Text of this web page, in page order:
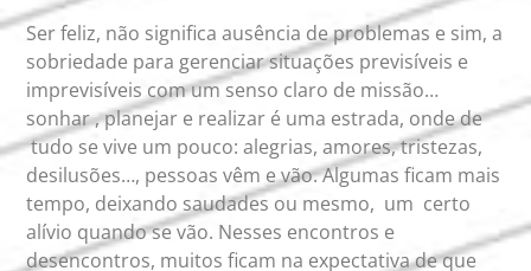
Ser feliz, não significa ausência de problemas e sim, a
sobriedade para gerenciar situações previsíveis e
imprevisíveis com um senso claro de missão…
sonhar , planejar e realizar é uma estrada, onde de
tudo se vive um pouco: alegrias, amores, tristezas,
desilusões…, pessoas vêm e vão. Algumas ficam mais
tempo, deixando saudades ou mesmo, um certo
alívio quando se vão. Nesses encontros e
desencontros, muitos ficam na expectativa de que